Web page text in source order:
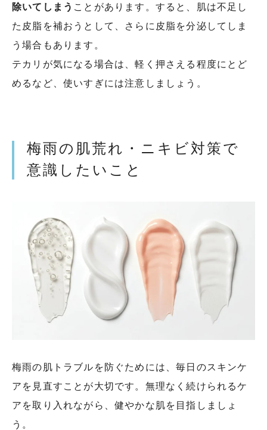
除いてしまう ことがあります。すると、肌は不足し
た皮脂を補おうとして、さらに皮脂を分泌してしま
う場合もあります。
テカリが気になる場合は、軽く押さえる程度にとど
めるなど、使いすぎには注意しましょう。
梅雨の肌荒れ・ニキビ対策で
意識したいこと
梅雨の肌トラブルを防ぐためには、毎日のスキンケ
アを見直すことが大切です。無理なく続けられるケ
アを取り入れながら、健やかな肌を目指しましょ
う。